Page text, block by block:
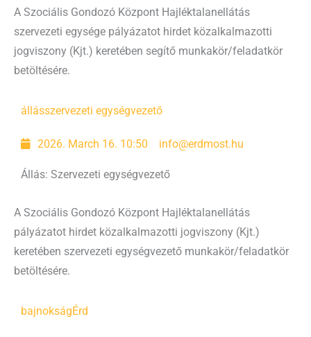
A Szociális Gondozó Központ Hajléktalanellátás
szervezeti egysége pályázatot hirdet közalkalmazotti
jogviszony (Kjt.) keretében segítő munkakör/feladatkör
betöltésére.
állásszervezeti egységvezető
2026. March 16. 10:50 info@erdmost.hu
Állás: Szervezeti egységvezető
A Szociális Gondozó Központ Hajléktalanellátás
pályázatot hirdet közalkalmazotti jogviszony (Kjt.)
keretében szervezeti egységvezető munkakör/feladatkör
betöltésére.
bajnokságÉrd